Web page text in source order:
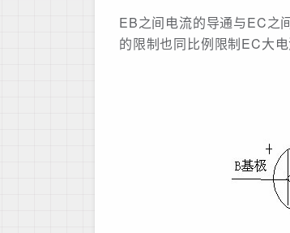
EB之间电流的导通与EC之
的限制也同比例限制EC大